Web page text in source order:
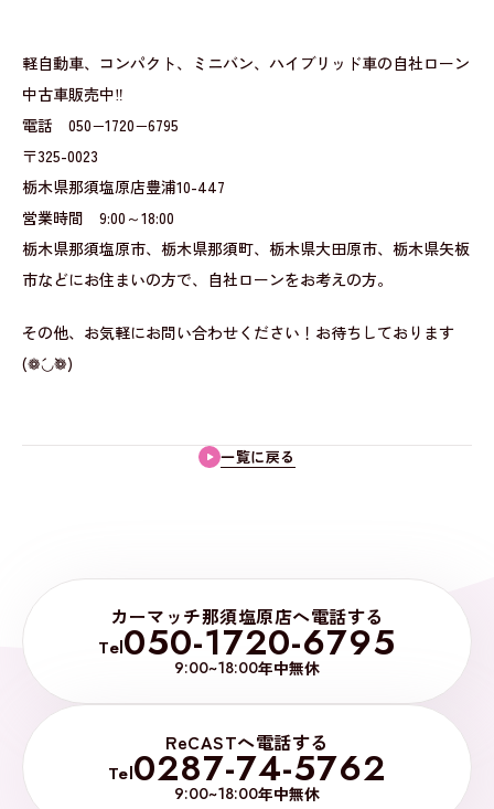
軽自動車、コンパクト、ミニバン、ハイブリッド車の自社ローン
中古車販売中‼
電話 050−1720−6795
〒325-0023
栃木県那須塩原店豊浦10-447
営業時間 9:00～18:00
栃木県那須塩原市、栃木県那須町、栃木県大田原市、栃木県矢板
市などにお住まいの方で、自社ローンをお考えの方。
その他、お気軽にお問い合わせください！お待ちしております
(❁´◡`❁)
一覧に戻る
カーマッチ那須塩原店へ電話する
Tel050-1720-6795
9:00~18:00年中無休
ReCASTへ電話する
Tel0287-74-5762
9:00~18:00年中無休